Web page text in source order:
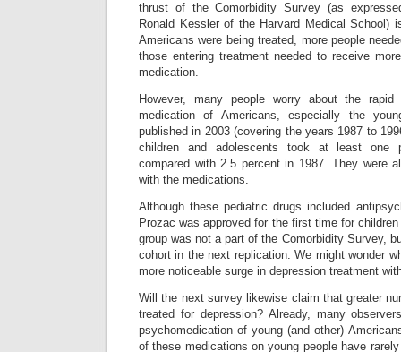
thrust of the Comorbidity Survey (as
Ronald Kessler of the Harvard Medical School)
Americans were being treated, more people
those entering treatment needed to receive
medication.
However, many people worry about the
medication of Americans, especially the
published in 2003 (covering the years 1987 to
children and adolescents took at least one
compared with 2.5 percent in 1987. They were
with the medications.
Although these pediatric drugs included
Prozac was approved for the first time for
group was not a part of the Comorbidity Survey,
cohort in the next replication. We might wonder
more noticeable surge in depression treatment
Will the next survey likewise claim that greater
treated for depression? Already, many
psychomedication of young (and other)
of these medications on young people have